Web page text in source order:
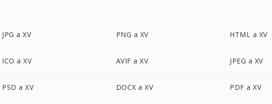
JPG a XV PNG a XV HTML a XV
ICO a XV AVIF a XV JPEG a XV
PSD a XV DOCX a XV PDF a XV